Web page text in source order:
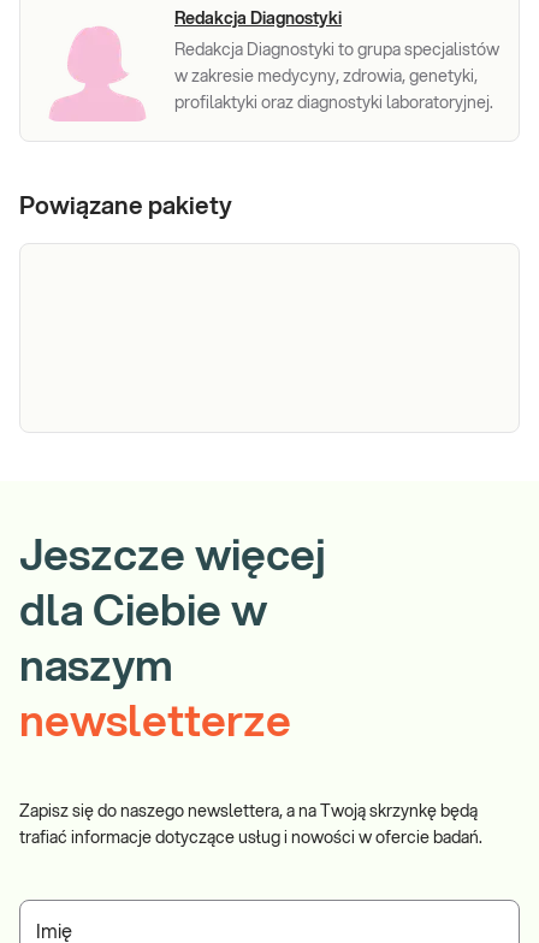
Redakcja Diagnostyki
Redakcja Diagnostyki to grupa specjalistów
w zakresie medycyny, zdrowia, genetyki,
profilaktyki oraz diagnostyki laboratoryjnej.
Powiązane pakiety
sprawdź PUNKTY PRZYJAZNE DZIECIOM.
Wskazany: → W diagnostyce chorób nerek i
układu moczowego objawiających się m.in.
Sprawdź
Jeszcze więcej
dla Ciebie w
naszym
newsletterze
Zapisz się do naszego newslettera, a na Twoją skrzynkę będą
trafiać informacje dotyczące usług i nowości w ofercie badań.
Imię